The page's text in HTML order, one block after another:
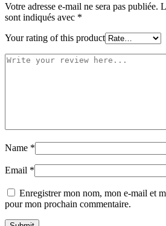
Votre adresse e-mail ne sera pas publiée.
sont indiqués avec *
Your rating of this product
Name *
Email *
Enregistrer mon nom, mon e-mail et
pour mon prochain commentaire.